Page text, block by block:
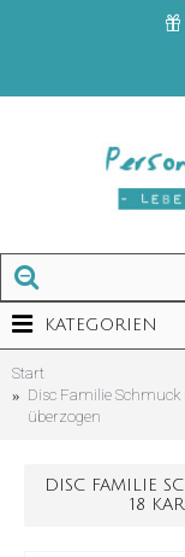
KATEGORIEN
Start
Disc Familie Schmuck
überzogen
DISC FAMILIE
18